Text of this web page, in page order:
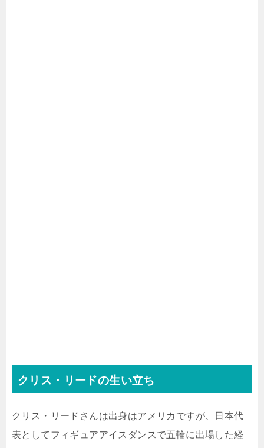
クリス・リードの生い立ち
クリス・リードさんは出身はアメリカですが、日本代
表としてフィギュアアイスダンスで五輪に出場した経